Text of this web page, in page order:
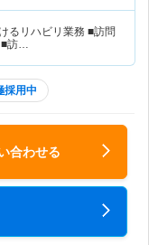
るリハビリ業務 ■訪問
訪…
採用中
合わせる